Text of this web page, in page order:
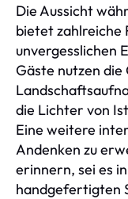
Die Aussicht
bietet zahlreiche
unvergesslichen
Gäste nutzen die
die Lichter von
Eine weitere
Andenken zu
erinnern, sei es
handgefertigten